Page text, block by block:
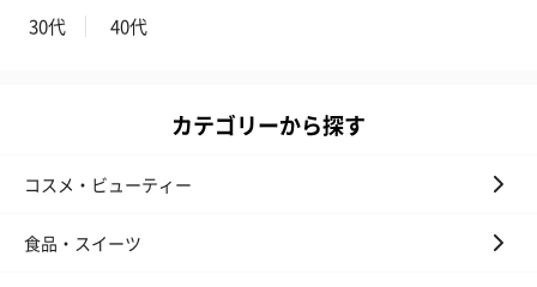
30代 40代
カテゴリーから探す
コスメ・ビューティー
食品・スイーツ